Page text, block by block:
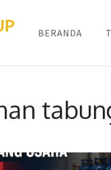
BERANDA